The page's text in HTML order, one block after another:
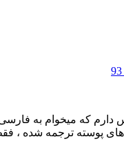
دارم که میخوام به
پوسته ترجمه شده ،